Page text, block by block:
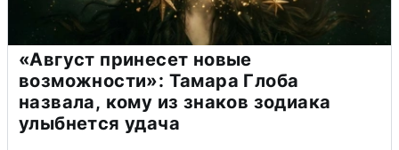
«Август принесет новые
возможности»: Тамара Глоба
назвала, кому из знаков зодиака
улыбнется удача